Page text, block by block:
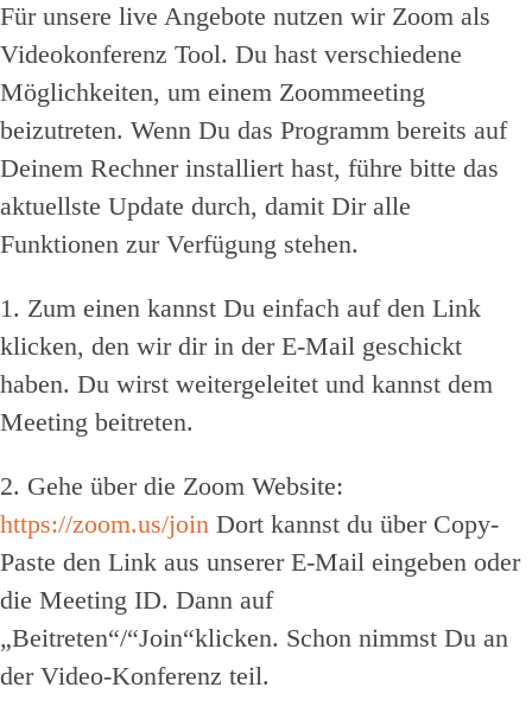
Für unsere live Angebote nutzen wir Zoom als
Videokonferenz Tool. Du hast verschiedene
Möglichkeiten, um einem Zoommeeting
beizutreten. Wenn Du das Programm bereits auf
Deinem Rechner installiert hast, führe bitte das
aktuellste Update durch, damit Dir alle
Funktionen zur Verfügung stehen.
1. Zum einen kannst Du einfach auf den Link
klicken, den wir dir in der E-Mail geschickt
haben. Du wirst weitergeleitet und kannst dem
Meeting beitreten.
2. Gehe über die Zoom Website:
https://zoom.us/join Dort kannst du über Copy-
Paste den Link aus unserer E-Mail eingeben oder
die Meeting ID. Dann auf
„Beitreten“/“Join“klicken. Schon nimmst Du an
der Video-Konferenz teil.